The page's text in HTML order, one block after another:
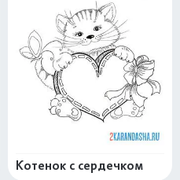
Котенок с сердечком